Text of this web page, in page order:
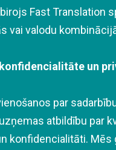
Fast Translation
vai valodu
un
par
atbildību par
konfidencialitāti. Mēs